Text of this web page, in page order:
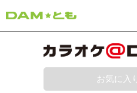
ログ
お気に入